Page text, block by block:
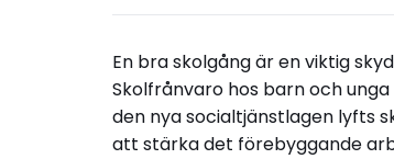
En bra skolgång är en viktig
Skolfrånvaro hos barn och
den nya socialtjänstlagen lyfts
att stärka det förebyggande